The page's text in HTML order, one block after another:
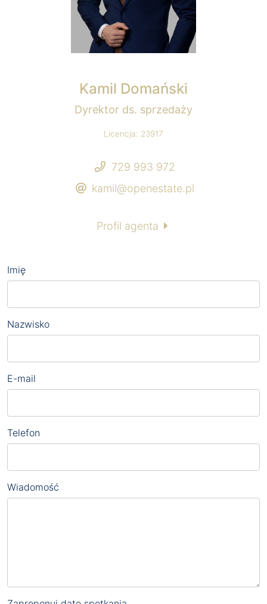
Kamil Domański
Dyrektor ds. sprzedaży
Licencja: 23917
729 993 972
kamil@openestate.pl
Profil agenta
Imię
Nazwisko
E-mail
Telefon
Wiadomość